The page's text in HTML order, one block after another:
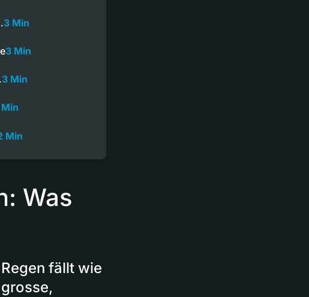
3 Min
3 Min
3 Min
Min
Was
fällt wie